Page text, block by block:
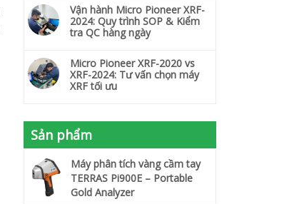
Vận hành Micro Pioneer XRF-
2024: Quy trình SOP & Kiểm
tra QC hàng ngày
Micro Pioneer XRF-2020 vs
XRF-2024: Tư vấn chọn máy
XRF tối ưu
Sản phẩm
Máy phân tích vàng cầm tay
TERRAS Pi900E – Portable
Gold Analyzer